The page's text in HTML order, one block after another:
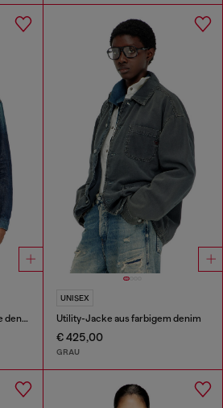
Trucker-Jacke aus selvedge denim
UNISEX
Utility-Jacke aus farbigem denim
€ 425,00
GRAU